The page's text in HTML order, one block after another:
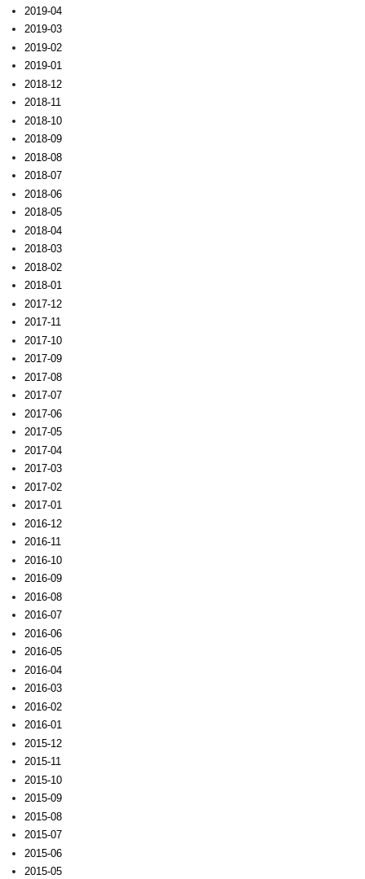
2019-04
2019-03
2019-02
2019-01
2018-12
2018-11
2018-10
2018-09
2018-08
2018-07
2018-06
2018-05
2018-04
2018-03
2018-02
2018-01
2017-12
2017-11
2017-10
2017-09
2017-08
2017-07
2017-06
2017-05
2017-04
2017-03
2017-02
2017-01
2016-12
2016-11
2016-10
2016-09
2016-08
2016-07
2016-06
2016-05
2016-04
2016-03
2016-02
2016-01
2015-12
2015-11
2015-10
2015-09
2015-08
2015-07
2015-06
2015-05